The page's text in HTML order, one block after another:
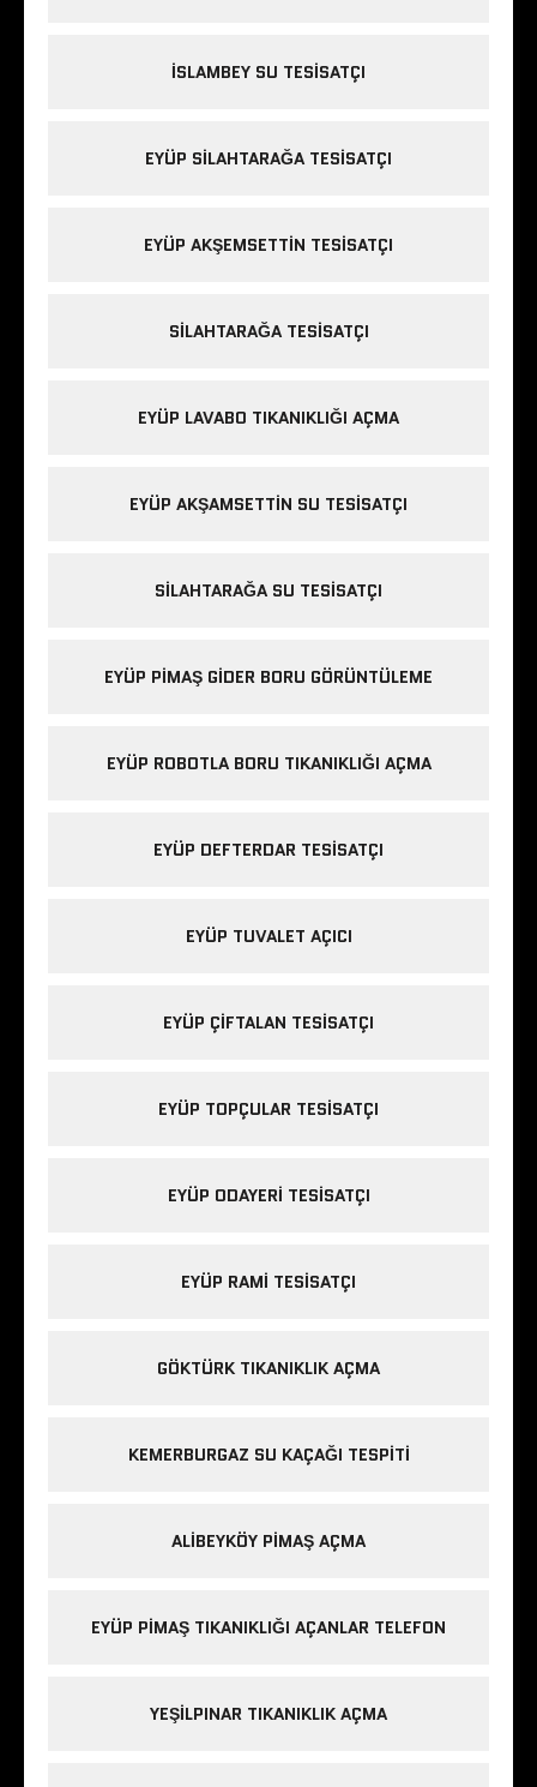
İSLAMBEY SU TESISATÇI
EYÜP SILAHTARAĞA TESISATÇI
EYÜP AKŞEMSETTIN TESISATÇI
SILAHTARAĞA TESISATÇI
EYÜP LAVABO TIKANIKLIĞI AÇMA
EYÜP AKŞAMSETTIN SU TESISATÇI
SILAHTARAĞA SU TESISATÇI
EYÜP PIMAŞ GIDER BORU GÖRÜNTÜLEME
EYÜP ROBOTLA BORU TIKANIKLIĞI AÇMA
EYÜP DEFTERDAR TESISATÇI
EYÜP TUVALET AÇICI
EYÜP ÇIFTALAN TESISATÇI
EYÜP TOPÇULAR TESISATÇI
EYÜP ODAYERI TESISATÇI
EYÜP RAMI TESISATÇI
GÖKTÜRK TIKANIKLIK AÇMA
KEMERBURGAZ SU KAÇAĞI TESPITI
ALIBEYKÖY PIMAŞ AÇMA
EYÜP PIMAŞ TIKANIKLIĞI AÇANLAR TELEFON
YEŞILPINAR TIKANIKLIK AÇMA